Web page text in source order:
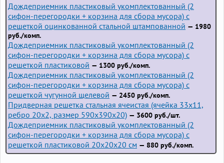
Дождеприемник пластиковый укомплектованный (2
сифон-перегородки + корзина для сбора мусора) с
решеткой оцинкованной стальной штампованной — 1980
руб./комп.
Дождеприемник пластиковый укомплектованный (2
сифон-перегородки + корзина для сбора мусора) с
решеткой пластиковой — 1300 руб./комп.
Дождеприемник пластиковый укомплектованный (2
сифон-перегородки + корзина для сбора мусора) с
решеткой чугунной щелевой — 2450 руб./комп.
Придверная решетка стальная ячеистая (ячейка 33x11,
ребро 20x2, размер 590x390x20) — 3600 руб./шт.
Дождеприемник пластиковый укомплектованный (2
сифон-перегородки + корзина для сбора мусора) с
решеткой пластиковой 20х20х20 см — 880 руб./комп.